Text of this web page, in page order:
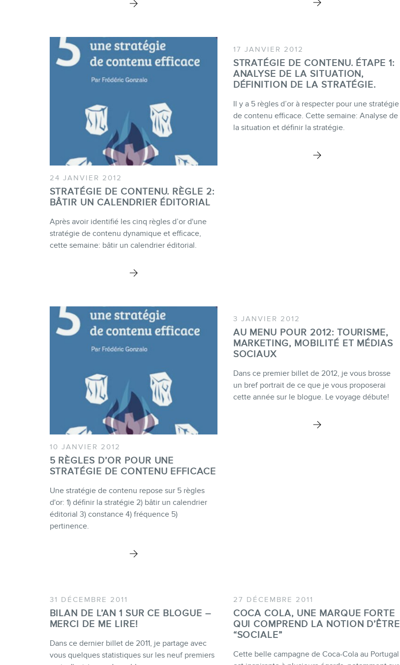
CONTACT
MEMBRES
24 JANVIER 2012
STRATÉGIE DE CONTENU. RÈGLE 2:
BÂTIR UN CALENDRIER ÉDITORIAL
Après avoir identifié les cinq règles d’or d'une
stratégie de contenu dynamique et efficace,
cette semaine: bâtir un calendrier éditorial.
17 JANVIER 2012
STRATÉGIE DE CONTENU. ÉTAPE 1:
ANALYSE DE LA SITUATION,
DÉFINITION DE LA STRATÉGIE.
Il y a 5 règles d’or à respecter pour une stratégie
de contenu efficace. Cette semaine: Analyse de
la situation et définir la stratégie.
10 JANVIER 2012
5 RÈGLES D’OR POUR UNE
STRATÉGIE DE CONTENU EFFICACE
Une stratégie de contenu repose sur 5 règles
d'or: 1) définir la stratégie 2) bâtir un calendrier
éditorial 3) constance 4) fréquence 5)
pertinence.
3 JANVIER 2012
AU MENU POUR 2012: TOURISME,
MARKETING, MOBILITÉ ET MÉDIAS
SOCIAUX
Dans ce premier billet de 2012, je vous brosse
un bref portrait de ce que je vous proposerai
cette année sur le blogue. Le voyage débute!
31 DÉCEMBRE 2011
BILAN DE L’AN 1 SUR CE BLOGUE –
MERCI DE ME LIRE!
Dans ce dernier billet de 2011, je partage avec
vous quelques statistiques sur les neuf premiers
27 DÉCEMBRE 2011
COCA COLA, UNE MARQUE FORTE
QUI COMPREND LA NOTION D’ÊTRE
“SOCIALE”
Cette belle campagne de Coca-Cola au Portugal